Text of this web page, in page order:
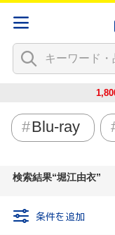
Blu-ray
検索結果 堀江由衣
条件を追加